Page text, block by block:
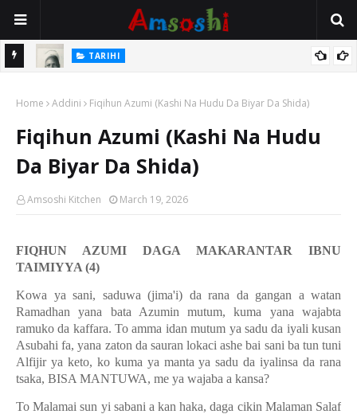
TARIHI
Usman Kure Bungudu
Home Addini Fiqihun Azumi (Kashi Na Hudu Da Biyar Da Shida)
Fiqihun Azumi (Kashi Na Hudu
Da Biyar Da Shida)
Amsoshi Kitchen March 19, 2026
FIQHUN AZUMI DAGA MAKARANTAR IBNU
TAIMIYYA (4)
Kowa ya sani, saduwa (jima'i) da rana da gangan a watan
Ramadhan yana bata Azumin mutum, kuma yana wajabta
ramuko da kaffara. To amma idan mutum ya sadu da iyali kusan
Asubahi fa, yana zaton da sauran lokaci ashe bai sani ba tun tuni
Alfijir ya keto, ko kuma ya manta ya sadu da iyalinsa da rana
tsaka, BISA MANTUWA, me ya wajaba a kansa?
To Malamai sun yi sabani a kan haka, daga cikin Malaman Salaf